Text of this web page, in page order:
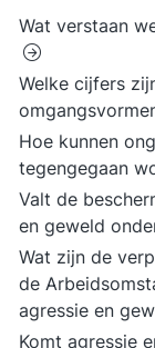
Wat verstaan
Welke cijfers
Hoe kunnen
tegengegaan
Valt de
en geweld
Wat zijn de
de
agressie en
Komt agressie